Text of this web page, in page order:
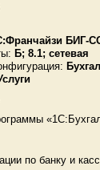
БИГ-
Б; 8.1; сетевая
по банку и